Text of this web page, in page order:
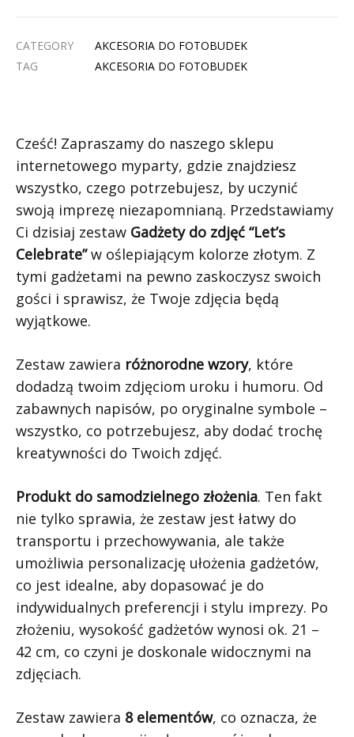
CATEGORY
AKCESORIA DO FOTOBUDEK
TAG
AKCESORIA DO FOTOBUDEK
Cześć! Zapraszamy do naszego sklepu
internetowego myparty, gdzie znajdziesz
wszystko, czego potrzebujesz, by uczynić
swoją imprezę niezapomnianą. Przedstawiamy
Ci dzisiaj zestaw Gadżety do zdjęć “Let’s
Celebrate”w oślepiającym kolorze złotym. Z
tymi gadżetami na pewno zaskoczysz swoich
gości i sprawisz, że Twoje zdjęcia będą
wyjątkowe.
Zestaw zawiera różnorodne wzory, które
dodadzą twoim zdjęciom uroku i humoru. Od
zabawnych napisów, po oryginalne symbole –
wszystko, co potrzebujesz, aby dodać trochę
kreatywności do Twoich zdjęć.
Produkt do samodzielnego złożenia. Ten fakt
nie tylko sprawia, że zestaw jest łatwy do
transportu i przechowywania, ale także
umożliwia personalizację ułożenia gadżetów,
co jest idealne, aby dopasować je do
indywidualnych preferencji i stylu imprezy. Po
złożeniu, wysokość gadżetów wynosi ok. 21 –
42 cm, co czyni je doskonale widocznymi na
zdjęciach.
Zestaw zawiera 8 elementów, co oznacza, że